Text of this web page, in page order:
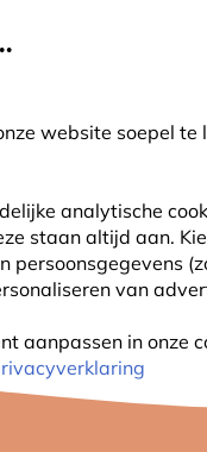
website soepel
analytische
staan altijd aan.
persoonsgegevens
van
aanpassen in
Zoeken
VOGELHUISJES
JE